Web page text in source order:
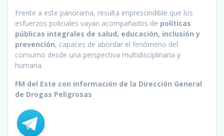
Frente a este panorama, resulta imprescindible que los
esfuerzos policiales vayan acompañados de políticas
públicas integrales de salud, educación, inclusión y
prevención, capaces de abordar el fenómeno del
consumo desde una perspectiva multidisciplinaria y
humana.
FM del Este con información de la Dirección General
de Drogas Peligrosas